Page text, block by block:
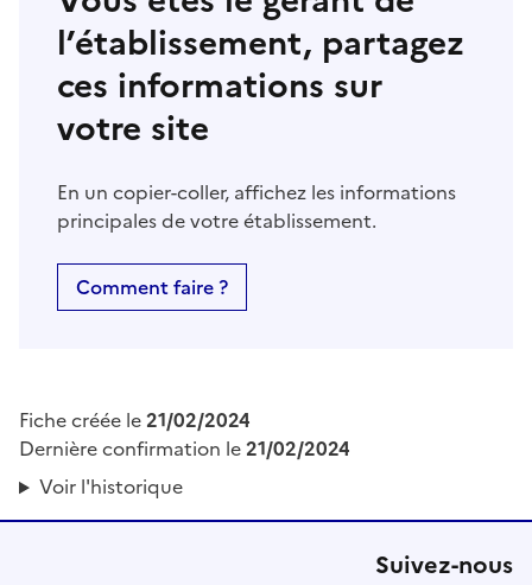
l’établissement, partagez
ces informations sur
votre site
En un copier-coller, affichez les informations
principales de votre établissement.
Comment faire ?
Fiche créée le21/02/2024
Dernière confirmation le21/02/2024
Voir l'historique
Suivez-nous